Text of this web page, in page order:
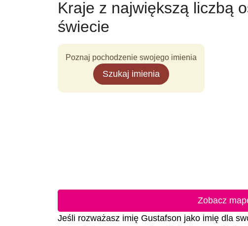
Kraje z największą liczbą
świecie
Poznaj pochodzenie swojego imienia
Szukaj imienia
Zobacz
Jeśli rozważasz imię Gustafson jako imię dla